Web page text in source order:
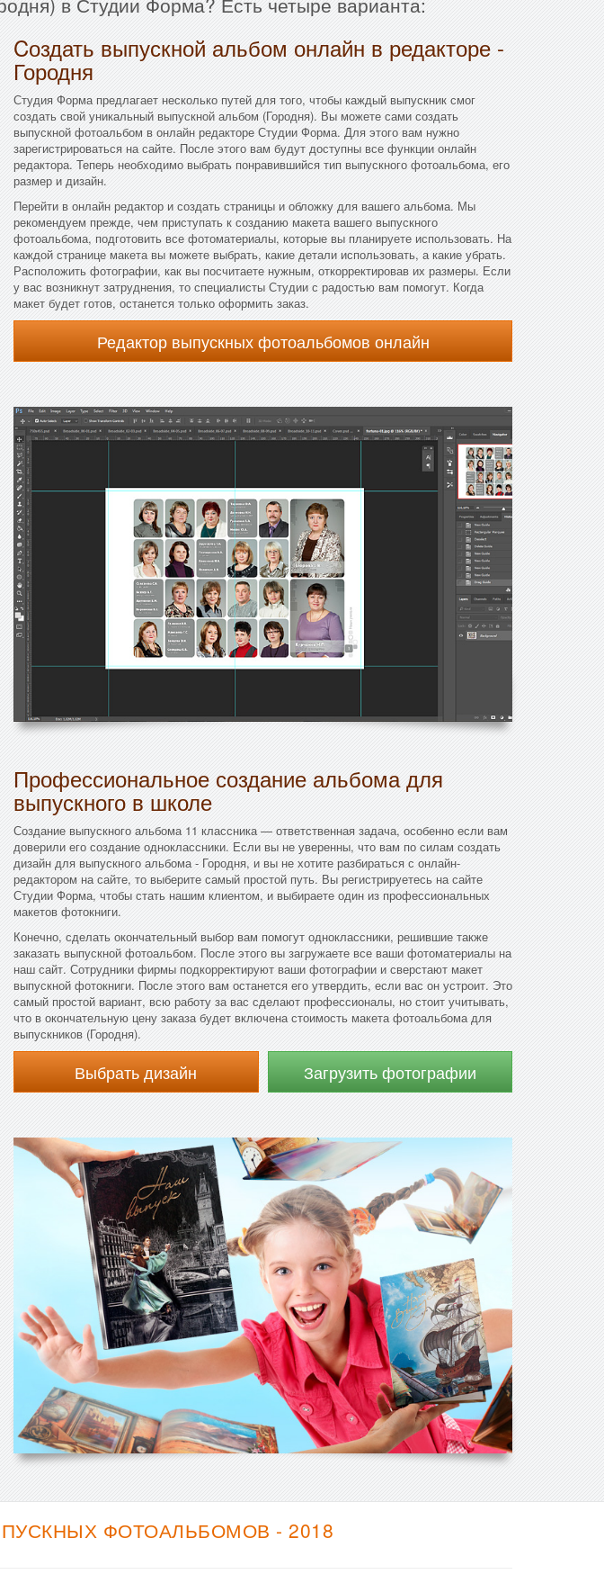
Cоздать выпускной альбом онлайн в редакторе -
Городня
Студия Форма предлагает несколько путей для того, чтобы каждый выпускник смог
создать свой уникальный выпускной альбом (Городня). Вы можете сами создать
выпускной фотоальбом в онлайн редакторе Студии Форма. Для этого вам нужно
зарегистрироваться на сайте. После этого вам будут доступны все функции онлайн
редактора. Теперь необходимо выбрать понравившийся тип выпускного фотоальбома, его
размер и дизайн.
Перейти в онлайн редактор и создать страницы и обложку для вашего альбома. Мы
рекомендуем прежде, чем приступать к созданию макета вашего выпускного
фотоальбома, подготовить все фотоматериалы, которые вы планируете использовать. На
каждой странице макета вы можете выбрать, какие детали использовать, а какие убрать.
Расположить фотографии, как вы посчитаете нужным, откорректировав их размеры. Если
у вас возникнут затруднения, то специалисты Студии с радостью вам помогут. Когда
макет будет готов, останется только оформить заказ.
Редактор выпускных фотоальбомов онлайн
Профессиональное создание альбома для
выпускного в школе
Создание выпускного альбома 11 классника — ответственная задача, особенно если вам
доверили его создание одноклассники. Если вы не уверенны, что вам по силам создать
дизайн для выпускного альбома - Городня, и вы не хотите разбираться с онлайн-
редактором на сайте, то выберите самый простой путь. Вы регистрируетесь на сайте
Студии Форма, чтобы стать нашим клиентом, и выбираете один из профессиональных
макетов фотокниги.
Конечно, сделать окончательный выбор вам помогут одноклассники, решившие также
заказать выпускной фотоальбом. После этого вы загружаете все ваши фотоматериалы на
наш сайт. Сотрудники фирмы подкорректируют ваши фотографии и сверстают макет
выпускной фотокниги. После этого вам останется его утвердить, если вас он устроит. Это
самый простой вариант, всю работу за вас сделают профессионалы, но стоит учитывать,
что в окончательную цену заказа будет включена стоимость макета фотоальбома для
выпускников (Городня).
Выбрать дизайн Загрузить фотографии
ФОТОАЛЬБОМОВ - 2018